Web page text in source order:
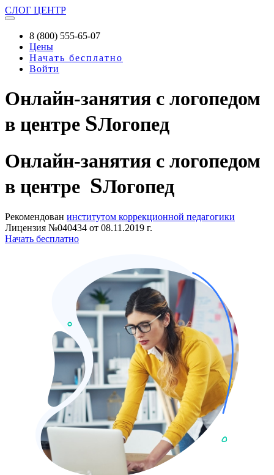
СЛОГ ЦЕНТР
8 (800) 555-65-07
Цены
Начать бесплатно
Войти
Онлайн-занятия с логопедом
в центре SЛогопед
Онлайн-занятия с логопедом
в центре SЛогопед
Рекомендован институтом коррекционной педагогики
Лицензия №040434 от 08.11.2019 г.
Начать бесплатно